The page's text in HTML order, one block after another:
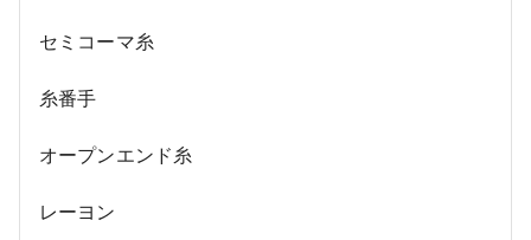
セミコーマ糸
糸番手
オープンエンド糸
レーヨン